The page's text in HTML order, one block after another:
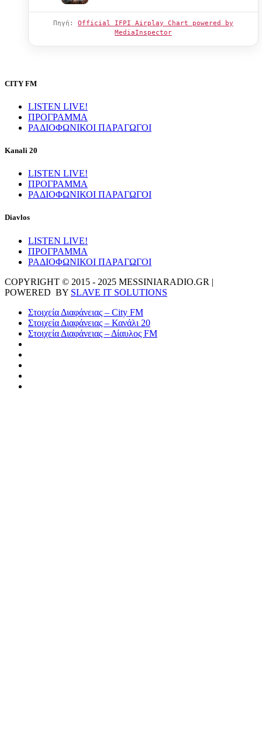
Πηγή: Official IFPI Airplay Chart powered by
MediaInspector
CITY FM
LISTEN LIVE!
ΠΡΟΓΡΑΜΜΑ
ΡΑΔΙΟΦΩΝΙΚΟΙ ΠΑΡΑΓΩΓΟΙ
Kanali 20
LISTEN LIVE!
ΠΡΟΓΡΑΜΜΑ
ΡΑΔΙΟΦΩΝΙΚΟΙ ΠΑΡΑΓΩΓΟΙ
Diavlos
LISTEN LIVE!
ΠΡΟΓΡΑΜΜΑ
ΡΑΔΙΟΦΩΝΙΚΟΙ ΠΑΡΑΓΩΓΟΙ
COPYRIGHT © 2015 - 2025 MESSINIARADIO.GR |
POWERED BY SLAVE IT SOLUTIONS
Στοιχεία Διαφάνειας – City FM
Στοιχεία Διαφάνειας – Κανάλι 20
Στοιχεία Διαφάνειας – Δίαυλος FM